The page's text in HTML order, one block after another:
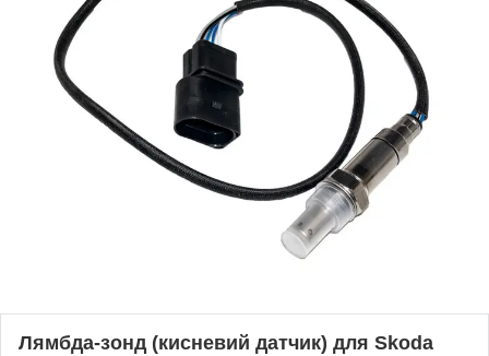
Лямбда-зонд (кисневий датчик) для Skoda